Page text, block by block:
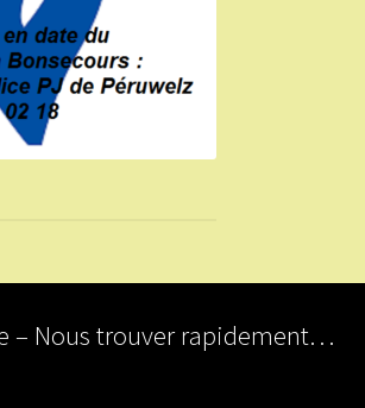
– Nous trouver rapidement…